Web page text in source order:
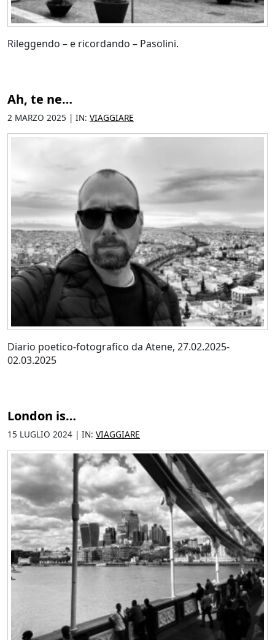
Rileggendo – e ricordando – Pasolini.
Ah, te ne…
2 MARZO 2025 | IN: VIAGGIARE
Diario poetico-fotografico da Atene, 27.02.2025-
02.03.2025
London is…
15 LUGLIO 2024 | IN: VIAGGIARE